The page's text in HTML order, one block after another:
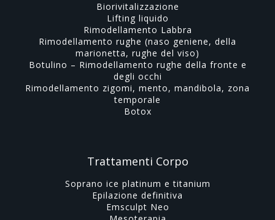
Biorivitalizzazione
Lifting liquido
Rimodellamento Labbra
Rimodellamento rughe (naso geniene, della
marionetta, rughe del viso)
Botulino – Rimodellamento rughe della fronte e
degli occhi
Rimodellamento zigomi, mento, mandibola, zona
temporale
Botox
Trattamenti Corpo
Soprano ice platinum e titanium
Epilazione definitiva
Emsculpt Neo